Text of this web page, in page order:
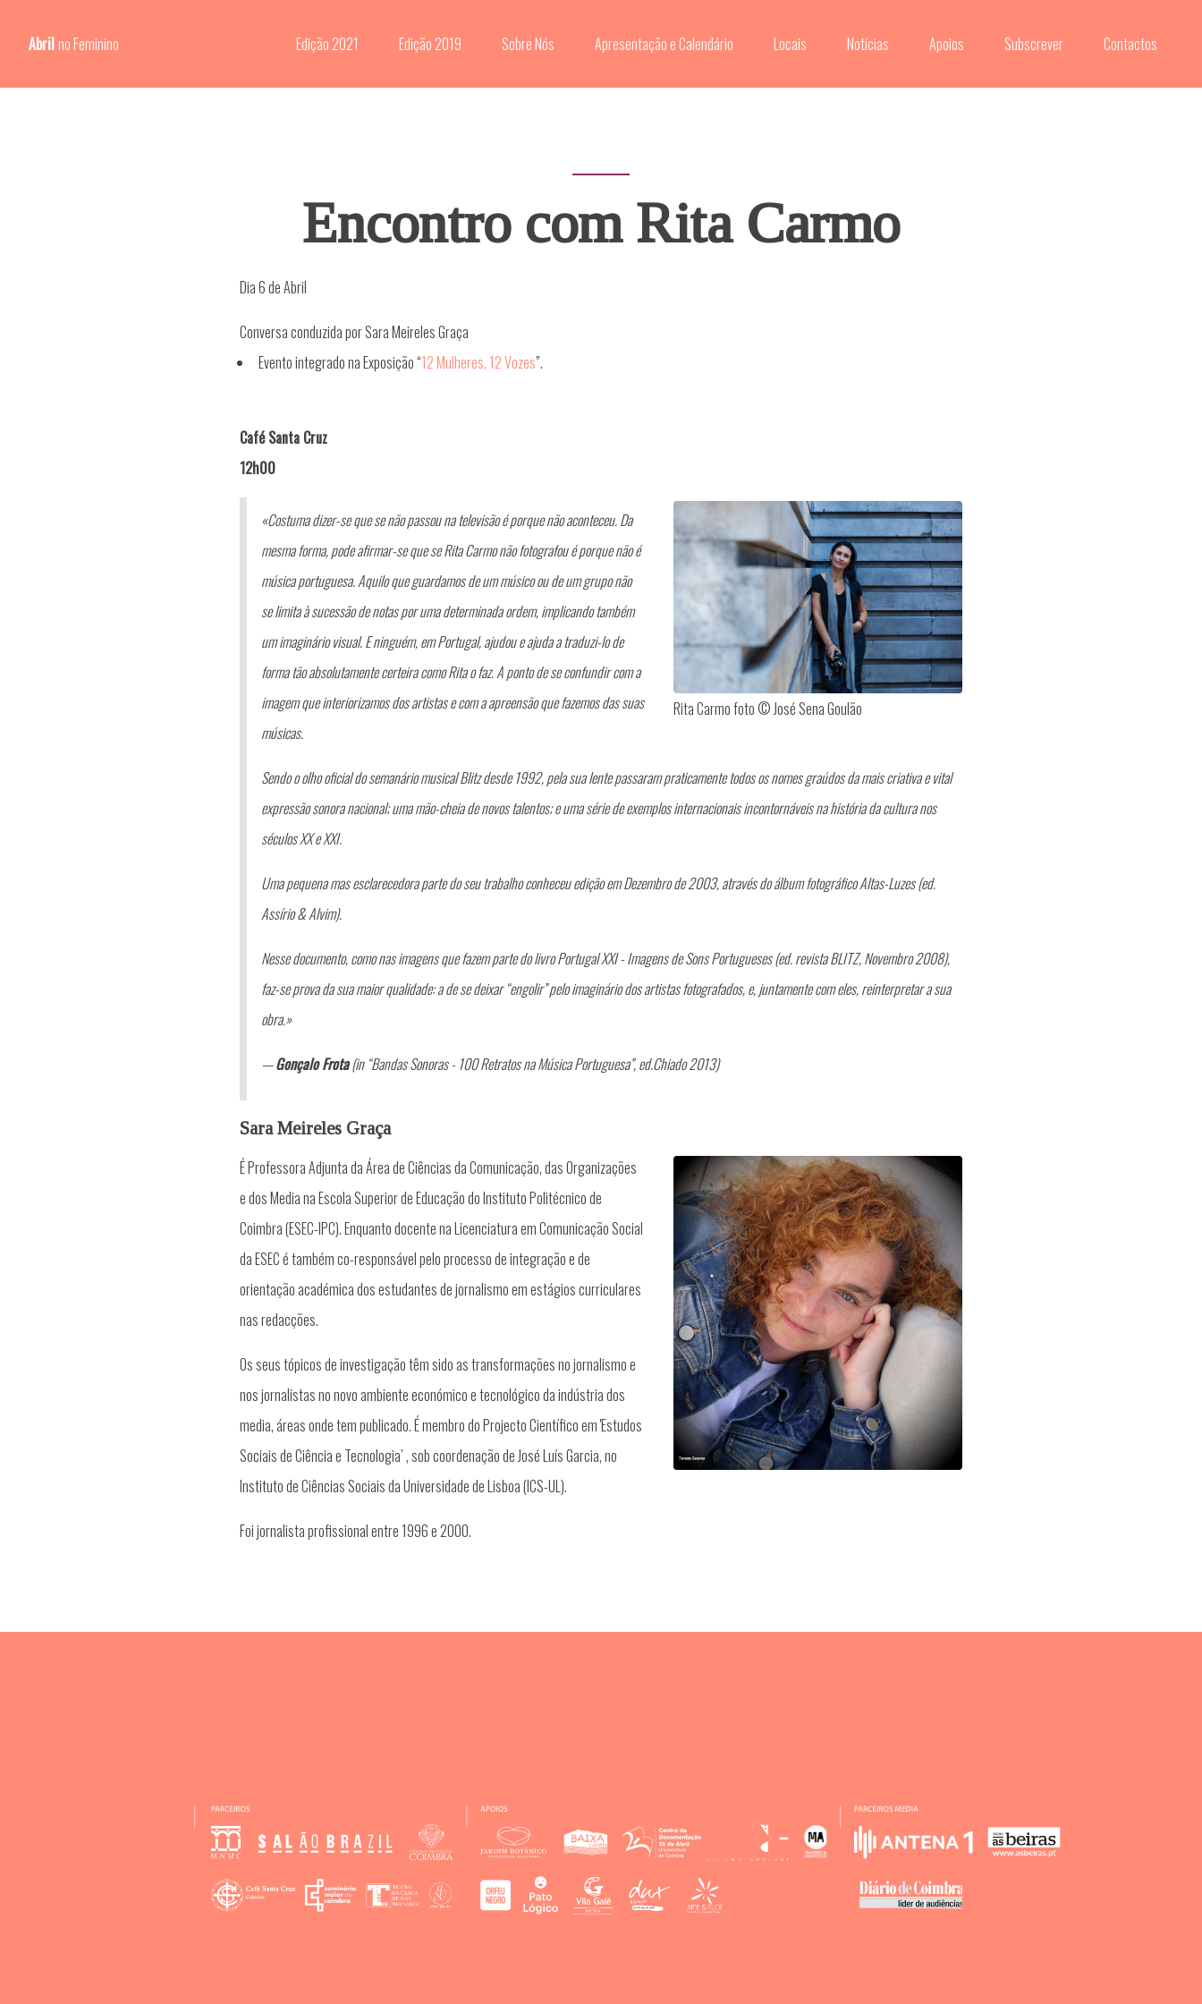
Abrilno Feminino Edição 2021 Edição 2019 Sobre Nós Apresentação e Calendário Locais Notícias Apoios Subscrever Contactos
Encontro com Rita Carmo
Dia 6 de Abril
Conversa conduzida por Sara Meireles Graça
Evento integrado na Exposição “12 Mulheres, 12 Vozes”.
Café Santa Cruz
12h00
Rita Carmo foto © José Sena Goulão
«Costuma dizer-se que se não passou na televisão é porque não aconteceu. Da
mesma forma, pode afirmar-se que se Rita Carmo não fotografou é porque não é
música portuguesa. Aquilo que guardamos de um músico ou de um grupo não
se limita à sucessão de notas por uma determinada ordem, implicando também
um imaginário visual. E ninguém, em Portugal, ajudou e ajuda a traduzi-lo de
forma tão absolutamente certeira como Rita o faz. A ponto de se confundir com a
imagem que interiorizamos dos artistas e com a apreensão que fazemos das suas
músicas.
Sendo o olho oficial do semanário musical Blitz desde 1992, pela sua lente passaram praticamente todos os nomes graúdos da mais criativa e vital
expressão sonora nacional; uma mão-cheia de novos talentos; e uma série de exemplos internacionais incontornáveis na história da cultura nos
séculos XX e XXI.
Uma pequena mas esclarecedora parte do seu trabalho conheceu edição em Dezembro de 2003, através do álbum fotográfico Altas-Luzes (ed.
Assírio & Alvim).
Nesse documento, como nas imagens que fazem parte do livro Portugal XXI - Imagens de Sons Portugueses (ed. revista BLITZ, Novembro 2008),
faz-se prova da sua maior qualidade: a de se deixar “engolir” pelo imaginário dos artistas fotografados, e, juntamente com eles, reinterpretar a sua
obra.»
—Gonçalo Frota(in “Bandas Sonoras - 100 Retratos na Música Portuguesa”, ed.Chiado 2013)
Sara Meireles Graça
É Professora Adjunta da Área de Ciências da Comunicação, das Organizações
e dos Media na Escola Superior de Educação do Instituto Politécnico de
Coimbra (ESEC-IPC). Enquanto docente na Licenciatura em Comunicação Social
da ESEC é também co-responsável pelo processo de integração e de
orientação académica dos estudantes de jornalismo em estágios curriculares
nas redacções.
Os seus tópicos de investigação têm sido as transformações no jornalismo e
nos jornalistas no novo ambiente económico e tecnológico da indústria dos
media, áreas onde tem publicado. É membro do Projecto Científico em 'Estudos
Sociais de Ciência e Tecnologia’ , sob coordenação de José Luís Garcia, no
Instituto de Ciências Sociais da Universidade de Lisboa (ICS-UL).
Foi jornalista profissional entre 1996 e 2000.